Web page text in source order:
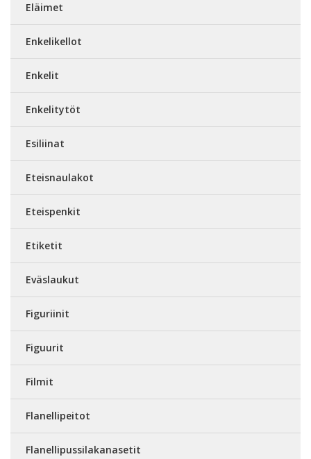
Eläimet
Enkelikellot
Enkelit
Enkelitytöt
Esiliinat
Eteisnaulakot
Eteispenkit
Etiketit
Eväslaukut
Figuriinit
Figuurit
Filmit
Flanellipeitot
Flanellipussilakanasetit